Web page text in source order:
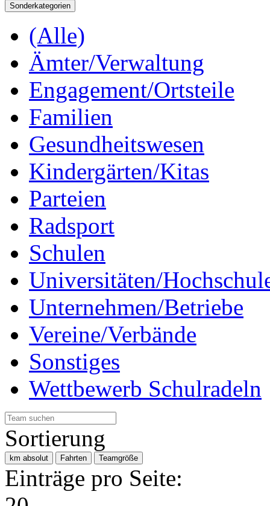
Sonderkategorien
(Alle)
Ämter/Verwaltung
Engagement/Ortsteile
Familien
Gesundheitswesen
Kindergärten/Kitas
Parteien
Radsport
Schulen
Universitäten/
Unternehmen/Betriebe
Vereine/Verbände
Sonstiges
Wettbewerb Schulradeln
Sortierung
km absolut Fahrten Teamgröße
Einträge pro Seite: